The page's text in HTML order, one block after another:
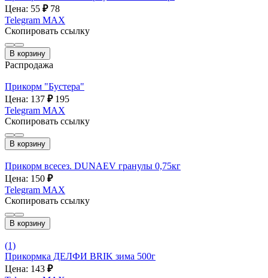
Цена: 55 ₽ 78
Telegram MAX
Скопировать ссылку
В корзину
Распродажа
Прикорм "Бустера"
Цена: 137 ₽ 195
Telegram MAX
Скопировать ссылку
В корзину
Прикорм всесез. DUNAEV гранулы 0,75кг
Цена: 150 ₽
Telegram MAX
Скопировать ссылку
В корзину
(1)
Прикормка ДЕЛФИ BRIK зима 500г
Цена: 143 ₽